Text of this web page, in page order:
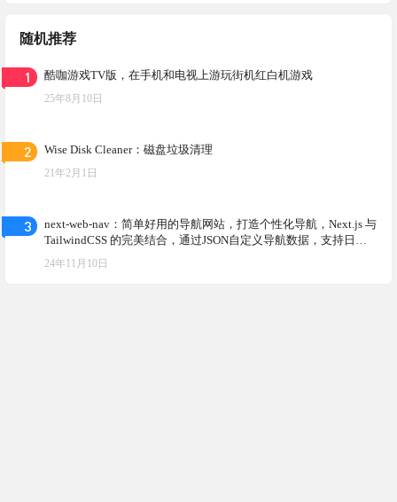
随机推荐
1 酷咖游戏TV版，在手机和电视上游玩街机红白机游戏
25年8月10日
2 Wise Disk Cleaner：磁盘垃圾清理
21年2月1日
3
next-web-nav：简单好用的导航网站，打造个性化导航，Next.js 与
TailwindCSS 的完美结合，通过JSON自定义导航数据，支持日夜
颜色模式切换
24年11月10日